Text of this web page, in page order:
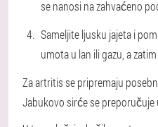
se nanosi na zahvaćeno
Sameljite ljusku jajeta i
umota u lan ili gazu, a
Za artritis se pripremaju
Jabukovo sirće se